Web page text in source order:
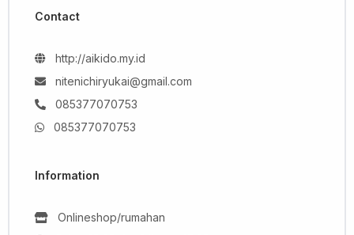
Contact
http://aikido.my.id
nitenichiryukai@gmail.com
085377070753
085377070753
Information
Onlineshop/rumahan